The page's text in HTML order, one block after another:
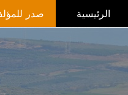
الرئيسية صدر